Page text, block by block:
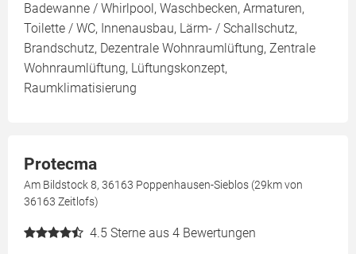
Badewanne / Whirlpool, Waschbecken, Armaturen,
Toilette / WC, Innenausbau, Lärm- / Schallschutz,
Brandschutz, Dezentrale Wohnraumlüftung, Zentrale
Wohnraumlüftung, Lüftungskonzept,
Raumklimatisierung
Protecma
Am Bildstock 8, 36163 Poppenhausen-Sieblos (29km von
36163 Zeitlofs)
4.5 Sterne aus 4 Bewertungen